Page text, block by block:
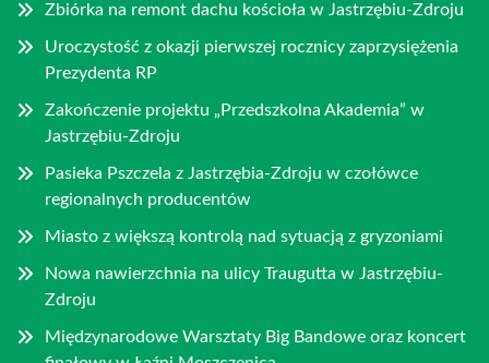
Zbiórka na remont dachu kościoła w Jastrzębiu-Zdroju
Uroczystość z okazji pierwszej rocznicy zaprzysiężenia
Prezydenta RP
Zakończenie projektu „Przedszkolna Akademia” w
Jastrzębiu-Zdroju
Pasieka Pszczela z Jastrzębia-Zdroju w czołówce
regionalnych producentów
Miasto z większą kontrolą nad sytuacją z gryzoniami
Nowa nawierzchnia na ulicy Traugutta w Jastrzębiu-
Zdroju
Międzynarodowe Warsztaty Big Bandowe oraz koncert